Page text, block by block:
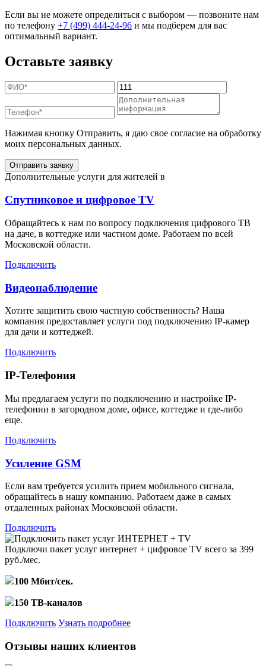
Если вы не можете определиться с выбором — позвоните нам
по телефону +7 (499) 444-24-96 и мы подберем для вас
оптимальный вариант.
Оставьте заявку
Нажимая кнопку Отправить, я даю свое согласие на обработку
моих персональных данных.
Отправить заявку
Дополнительные услуги для жителей в
Спутниковое и цифровое TV
Обращайтесь к нам по вопросу подключения цифрового ТВ
на даче, в коттедже или частном доме. Работаем по всей
Московской области.
Подключить
Видеонаблюдение
Хотите защитить свою частную собственность? Наша
компания предоставляет услуги под подключению IP-камер
для дачи и коттеджей.
Подключить
IP-Телефония
Мы предлагаем услуги по подключению и настройке IP-
телефонии в загородном доме, офисе, коттедже и где-либо
еще.
Подключить
Усиление GSM
Если вам требуется усилить прием мобильного сигнала,
обращайтесь в нашу компанию. Работаем даже в самых
отдаленных районах Московской области.
Подключить
Подключи пакет услуг интернет + цифровое TV всего за 399
руб./мес.
100 Мбит/сек.
150 ТВ-каналов
Подключить Узнать подробнее
Отзывы наших клиентов